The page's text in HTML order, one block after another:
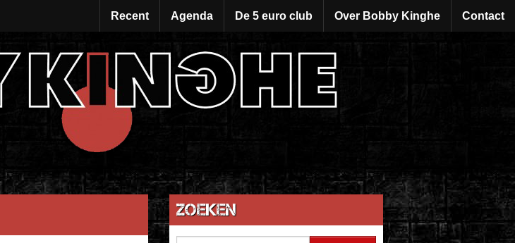
Recent Agenda De 5 euro club Over Bobby Kinghe Contact
Zoeken